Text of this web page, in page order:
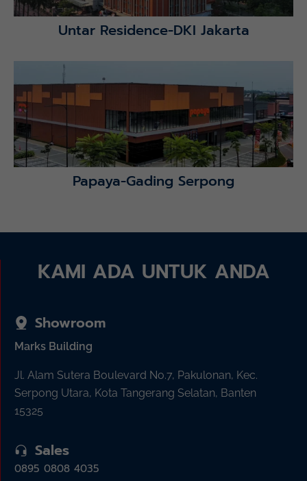
Untar Residence-DKI Jakarta
Lihat Detail Proyek
Papaya-Gading Serpong
KAMI ADA UNTUK ANDA
Showroom
Marks Building
Jl. Alam Sutera Boulevard No.7, Pakulonan, Kec.
Serpong Utara, Kota Tangerang Selatan, Banten
15325
Sales
0895 0808 4035